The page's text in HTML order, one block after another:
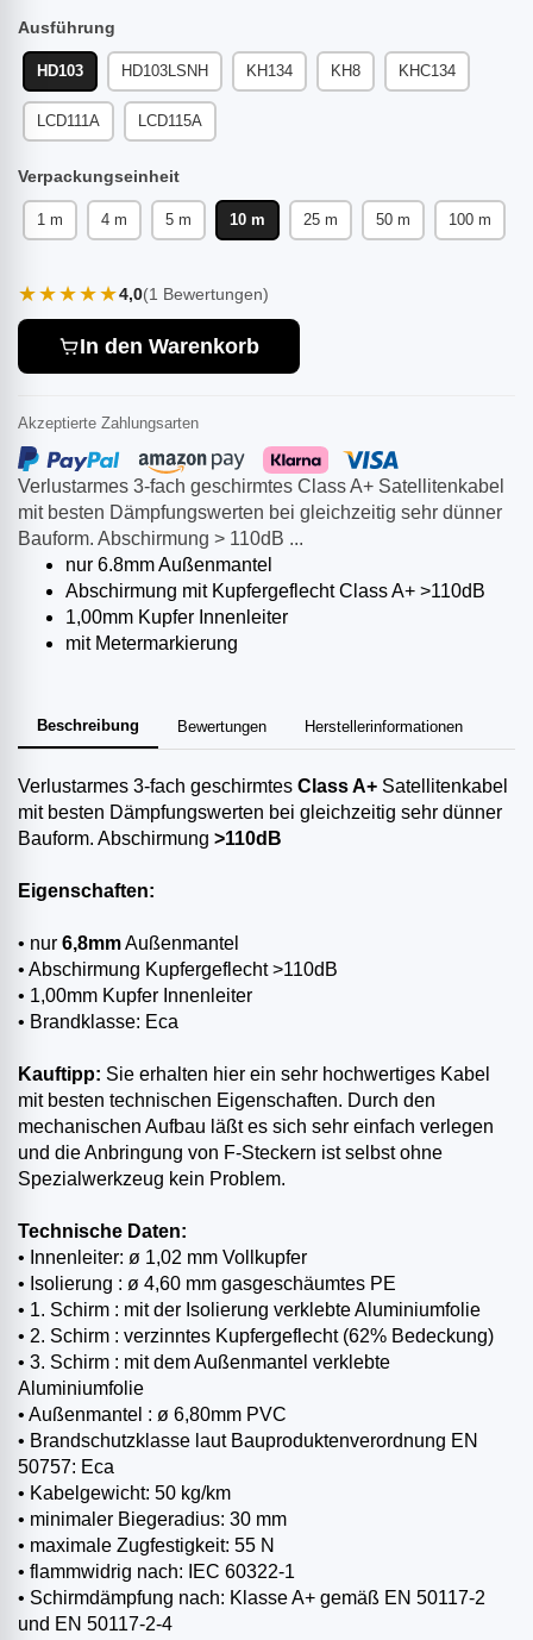
Verlustarmes 3-fach geschirmtes Class A+ Satellitenkabel
mit besten Dämpfungswerten bei gleichzeitig sehr dünner
Bauform. Abschirmung > 110dB ...
nur 6.8mm Außenmantel
Abschirmung mit Kupfergeflecht Class A+ >110dB
1,00mm Kupfer Innenleiter
mit Metermarkierung
Beschreibung Bewertungen Herstellerinformationen
Verlustarmes 3-fach geschirmtes Class A+ Satellitenkabel
mit besten Dämpfungswerten bei gleichzeitig sehr dünner
Bauform. Abschirmung >110dB
Eigenschaften:
• nur 6,8mmAußenmantel
• Abschirmung Kupfergeflecht >110dB
• 1,00mm Kupfer Innenleiter
• Brandklasse: Eca
Kauftipp: Sie erhalten hier ein sehr hochwertiges Kabel
mit besten technischen Eigenschaften. Durch den
mechanischen Aufbau läßt es sich sehr einfach verlegen
und die Anbringung von F-Steckern ist selbst ohne
Spezialwerkzeug kein Problem.
Technische Daten:
• Innenleiter: ø 1,02 mm Vollkupfer
• Isolierung : ø 4,60 mm gasgeschäumtes PE
• 1. Schirm : mit der Isolierung verklebte Aluminiumfolie
• 2. Schirm : verzinntes Kupfergeflecht (62% Bedeckung)
• 3. Schirm : mit dem Außenmantel verklebte
Aluminiumfolie
• Außenmantel : ø 6,80mm PVC
• Brandschutzklasse laut Bauproduktenverordnung EN
50757: Eca
• Kabelgewicht: 50 kg/km
• minimaler Biegeradius: 30 mm
• maximale Zugfestigkeit: 55 N
• flammwidrig nach: IEC 60322-1
• Schirmdämpfung nach: Klasse A+ gemäß EN 50117-2
und EN 50117-2-4
Ausführung
HD103 HD103LSNH KH134 KH8 KHC134
LCD111A LCD115A
Verpackungseinheit
1 m 4 m 5 m 10 m 25 m 50 m 100 m
★★★★★4,0(1 Bewertungen)
In den Warenkorb
Akzeptierte Zahlungsarten